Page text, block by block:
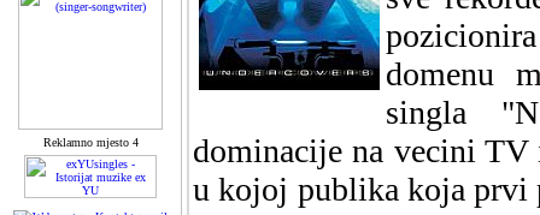
Reklamno mjesto 4
domenu
singla
dominacije na vecini TV
u kojoj publika koja prvi